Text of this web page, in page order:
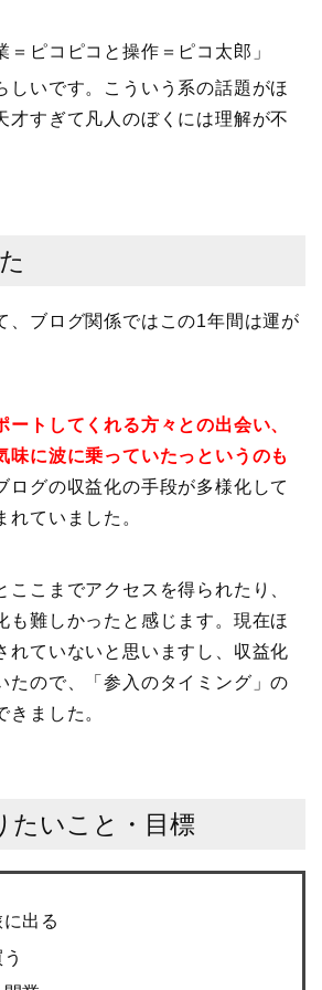
＝ピコピコと操作＝ピコ太郎」
しいです。こういう系の話題がほ
才すぎて凡人のぼくには理解が不
、ブログ関係ではこの1年間は運が
ートしてくれる方々との出会い、
味に波に乗っていたっというのも
ログの収益化の手段が多様化して
れていました。
ここまでアクセスを得られたり、
も難しかったと感じます。現在ほ
れていないと思いますし、収益化
たので、「参入のタイミング」の
きました。
たいこと・目標
に出る